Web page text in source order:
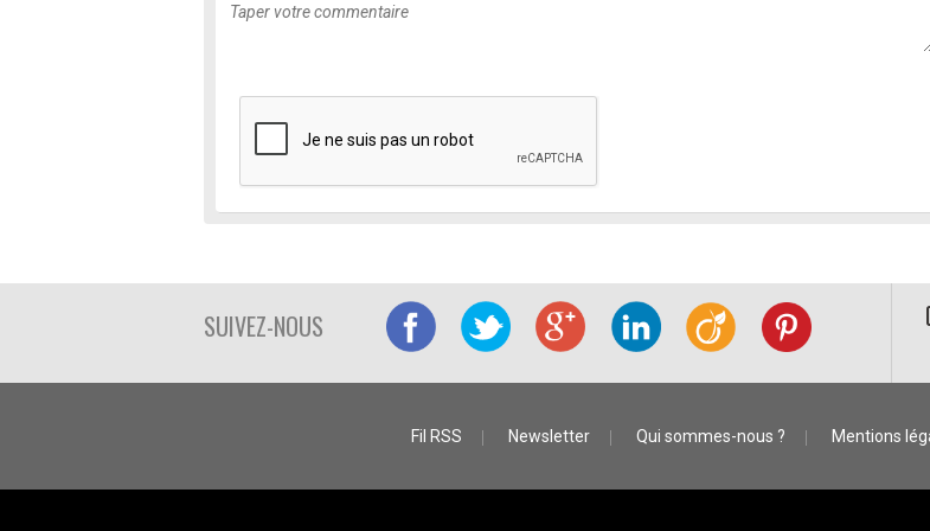
SUIVEZ-NOUS
Fil RSS Newsletter Qui sommes-nous ? Mentions